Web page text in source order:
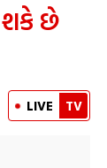
છે
LIVE TV